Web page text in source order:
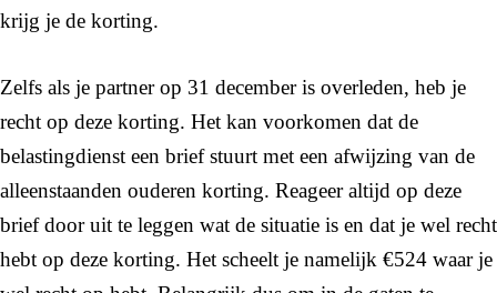
krijg je de korting.
Zelfs als je partner op 31 december is overleden, heb je
recht op deze korting. Het kan voorkomen dat de
belastingdienst een brief stuurt met een afwijzing van de
alleenstaanden ouderen korting. Reageer altijd op deze
brief door uit te leggen wat de situatie is en dat je wel recht
hebt op deze korting. Het scheelt je namelijk €524 waar je